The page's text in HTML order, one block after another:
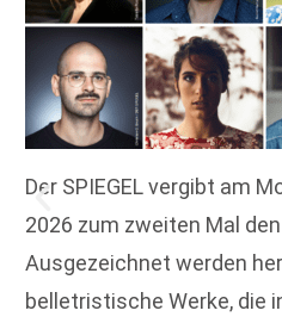
Der SPIEGEL vergibt am
2026 zum zweiten Mal
Ausgezeichnet werden
belletristische Werke, die